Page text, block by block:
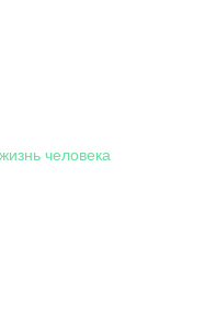
человека